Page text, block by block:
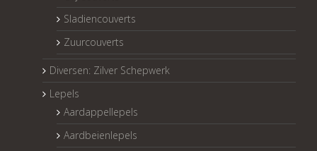
Sladiencouverts
Zuurcouverts
Diversen: Zilver Schepwerk
Lepels
Aardappellepels
Aardbeienlepels